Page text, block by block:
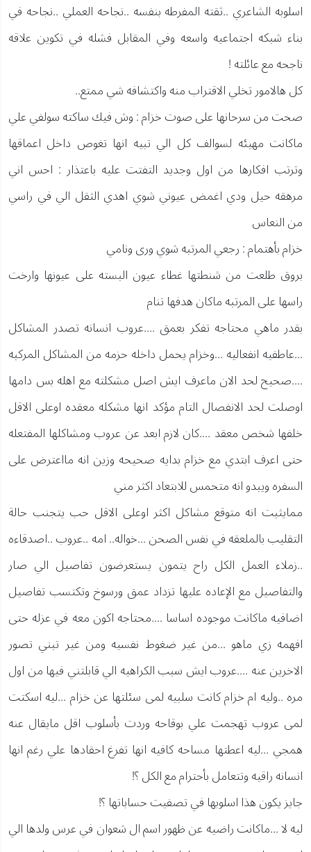
اسلوبه الشاعري ..ثقته المفرطه بنفسه ..نجاحه العملي ..نجاحه في
بناء شبكه اجتماعيه واسعه وفي المقابل فشله في تكوين علاقه
ناجحه مع عائلته !
كل هالامور تخلي الاقتراب منه واكتشافه شي ممتع..
صحت من سرحانها على صوت خزام : وش فيك ساكته سولفي علي
ماكانت مهيئه لسوالف كل الي تبيه انها تغوص داخل اعماقها
وترتب افكارها من اول وجديد التفتت عليه باعتذار : احس اني
مرهقه حيل ودي اغمض عيوني شوي اهدي الثقل الي في راسي
من النعاس
خزام بأهتمام : رجعي المرتبه شوي ورى ونامي
بروق طلعت من شنطتها غطاء عيون البسته على عيونها وارخت
راسها على المرتبه ماكان هدفها تنام
بقدر ماهي محتاجه تفكر بعمق ....عروب انسانه تصدر المشاكل
...عاطفيه انفعاليه ...وخزام يحمل داخله حزمه من المشاكل المركبه
....صحيح لحد الان ماعرف ايش اصل مشكلته مع اهله بس دامها
اوصلت لحد الانفصال التام مؤكد انها مشكله معقده اوعلى الاقل
خلفها شخص معقد ....كان لازم ابعد عن عروب ومشاكلها المفتعله
حتى اعرف ابتدي مع خزام بدايه صحيحه وزين انه مااعترض على
السفره ويبدو انه متحمس للابتعاد اكثر مني
ممايثبت انه متوقع مشاكل اكثر اوعلى الاقل حب يتجنب حالة
التقليب بالملعقه في نفس الصحن ...خواله.. امه ..عروب ..اصدقاءه
..زملاء العمل الكل راح يتمون يستعرضون تفاصيل الي صار
والتفاصيل مع الإعاده عليها تزداد عمق ورسوخ وتكتسب تفاصيل
اضافيه ماكانت موجوده اساسا ....محتاجه اكون معه في عزله حتى
افهمه زي ماهو ...من غير ضغوط نفسيه ومن غير تبني تصور
الاخرين عنه ....عروب ايش سبب الكراهيه الي قابلتني فيها من اول
مره ..وليه ام خزام كانت سلبيه لمى سئلتها عن خزام ...ليه اسكتت
لمى عروب تهجمت علي بوقاحه وردت بأسلوب اقل مايقال عنه
همجي ...ليه اعطتها مساحه كافيه انها تفرغ احقادها علي رغم انها
انسانه راقيه وتتعامل بأحترام مع الكل ؟!
جايز يكون هذا اسلوبها في تصفيت حساباتها ؟!
ليه لا ...ماكانت راضيه عن ظهور اسم ال شعوان في عرس ولدها الي